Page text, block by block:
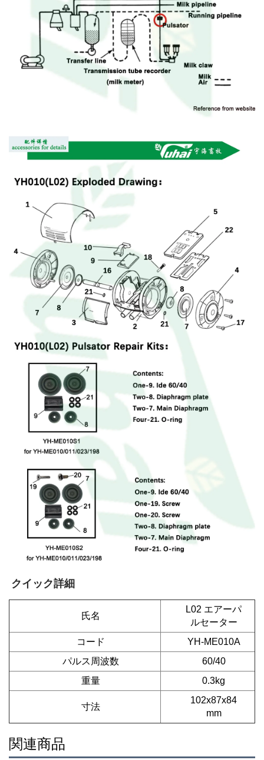
クイック詳細
氏名
L02 エアーパ
ルセーター
コード
YH-ME010A
パルス周波数
60/40
重量
0.3kg
寸法
102x87x84
mm
関連商品